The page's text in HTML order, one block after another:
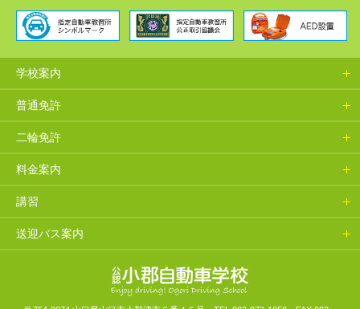
学校案内
普通免許
二輪免許
料金案内
講習
送迎バス案内
山口県小郡自動車学校